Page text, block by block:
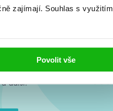
zajímají. Souhlas s využitím
Povolit vše
co se
a další.